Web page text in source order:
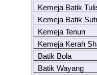
Kemeja Batik
Kemeja Batik
Kemeja Tenun
Kemeja Kerah
Batik Bola
Batik Wayang